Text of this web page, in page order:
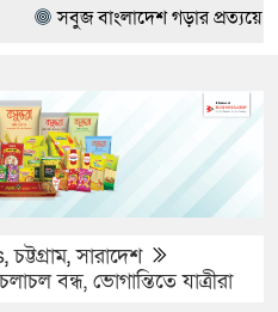
সবুজ বাংলাদেশ গড়ার প্রত্যয়ে
,চট্টগ্রাম,সারাদেশ
বন্ধ, ভোগান্তিতে যাত্রীরা